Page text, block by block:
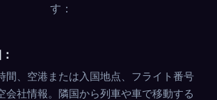
す：
間、空港または入国地点、フライト番号
会社情報。隣国から列車や車で移動する